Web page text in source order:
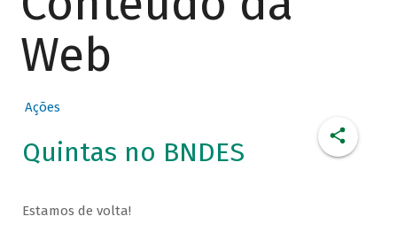
Web
Ações
Quintas no BNDES
Estamos de volta!